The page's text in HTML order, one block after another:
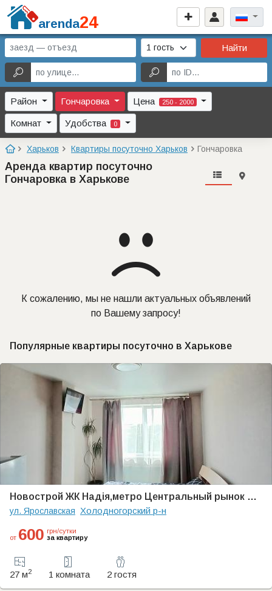
arenda24
Найти
Район Гончаровка Цена 250 - 2000
Комнат Удобства 0
Харьков Квартиры посуточно Харьков Гончаровка
Аренда квартир посуточно
Гончаровка в Харькове
К сожалению, мы не нашли актуальных объявлений
по Вашему запросу!
Популярные квартиры посуточно в Харькове
Новострой ЖК Надія,метро Центральный рынок ЖД вокзал. Реальная цена
ул. Ярославская Холодногорский р-н
от 600 грн/сутки
за квартиру
27 м2 1 комната 2 гостя